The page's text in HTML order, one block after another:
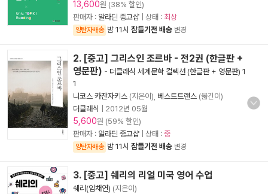
13,600원 (38% 할인)
판매자 : 알라딘 중고샵 | 상태 : 최상
양탄자배송 밤 11시 잠들기전 배송 변경
2. [중고] 그리스인 조르바 - 전2권 (한글판 +
영문판) - 더클래식 세계문학 컬렉션 (한글판 + 영문판) 1
1
니코스 카잔자키스 (지은이), 베스트트랜스 (옮긴이)
더클래식
2012년 05월
5,600원 (59% 할인)
판매자 : 알라딘 중고샵 | 상태 : 중
양탄자배송 밤 11시 잠들기전 배송 변경
3. [중고] 쉐리의 리얼 미국 영어 수업
쉐리(임채연) (지은이)